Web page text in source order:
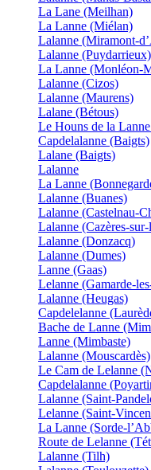
La Lane (Meilhan)
La Lanne (Miélan)
Lalanne (Miramont-
Lalanne (Puydarrieux)
La Lanne (Monléon-
Lalanne (Cizos)
Lalanne (Maurens)
Lalane (Bétous)
Le Houns de la
Capdelalanne (Baigts)
Lalane (Baigts)
Lalanne
La Lanne
Lalanne (Buanes)
Lalanne (Castelnau-
Lalanne (Cazères-
Lalanne (Donzacq)
Lalanne (Dumes)
Lanne (Gaas)
Lelanne (Gamarde-
Lalanne (Heugas)
Capdelelanne
Bache de Lanne
Lanne (Mimbaste)
Lalanne (Mouscardès)
Le Cam de Lelanne
Capdelalanne
Lalanne (Saint-
Lelanne (Saint-
La Lanne (Sorde-
Route de Lelanne
Lalanne (Tilh)